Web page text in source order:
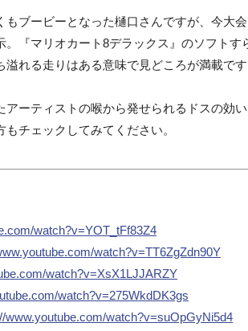
もブービーとなった樋口さんですが、今大
。『マリオカート8デラックス』のソフトす
れる走りはある意味で見どころが満載です
アーティストの喉から発せられるドスの効
チェックしてみてください。
watch?v=YOT_tFf83Z4
watch?v=TT6ZgZdn90Y
watch?v=XsX1LJJARZY
watch?v=275WkdDK3gs
watch?v=suOpGyNi5d4